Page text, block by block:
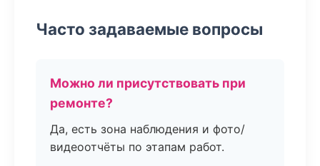
Часто задаваемые вопросы
Можно ли присутствовать при
ремонте?
Да, есть зона наблюдения и фото/
видеоотчёты по этапам работ.